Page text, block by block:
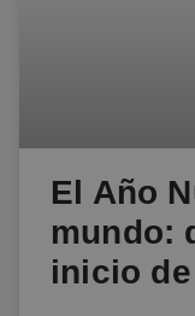
El Año
mundo:
inicio